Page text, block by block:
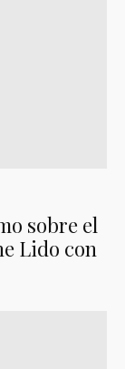
sobre el
Lido con